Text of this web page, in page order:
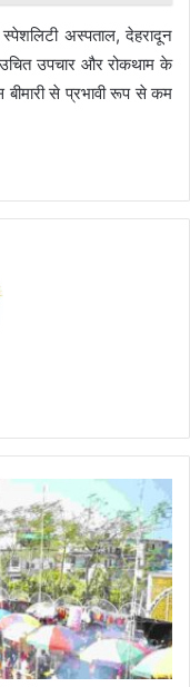
अस्पताल, देहरादून
उचित उपचार और रोकथाम के
बीमारी से प्रभावी रूप से कम